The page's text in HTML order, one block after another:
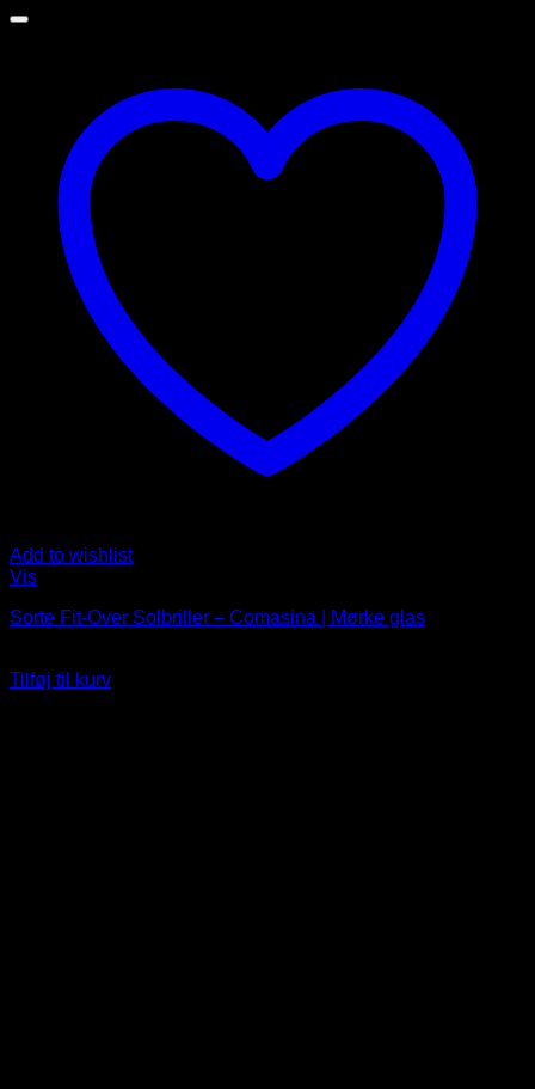
Add to wishlist
Vis
Sorte Fit-Over Solbriller – Comasina | Mørke glas
Tilføj til kurv